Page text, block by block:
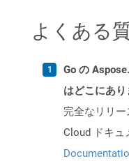
よくある
Go の
はどこにあり
完全なリリ
Cloud ドキュ